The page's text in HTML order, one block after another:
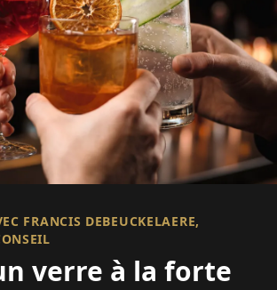
FRANCIS DEBEUCKELAERE,
verre à la forte